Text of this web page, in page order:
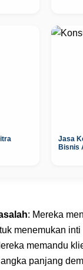
Jasa
Bisnis
: Mereka
menemukan
memandu
panjang